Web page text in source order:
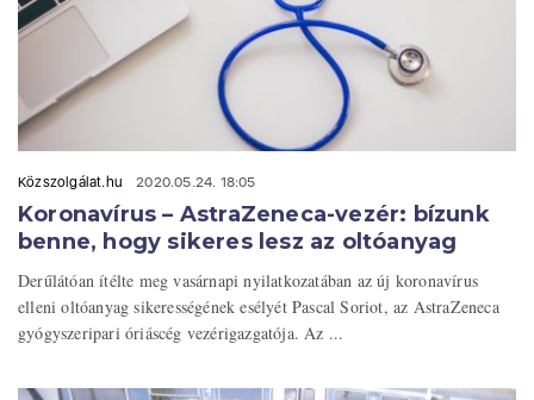
Közszolgálat.hu 2020.05.24. 18:05
Koronavírus – AstraZeneca-vezér: bízunk
benne, hogy sikeres lesz az oltóanyag
Derűlátóan ítélte meg vasárnapi nyilatkozatában az új koronavírus
elleni oltóanyag sikerességének esélyét Pascal Soriot, az AstraZeneca
gyógyszeripari óriáscég vezérigazgatója. Az ...